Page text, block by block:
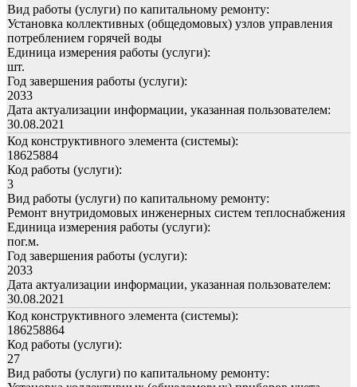
Вид работы (услуги) по капитальному ремонту:
Установка коллективных (общедомовых) узлов управления
потреблением горячей воды
Единица измерения работы (услуги):
шт.
Год завершения работы (услуги):
2033
Дата актуализации информации, указанная пользователем:
30.08.2021
Код конструктивного элемента (системы):
18625884
Код работы (услуги):
3
Вид работы (услуги) по капитальному ремонту:
Ремонт внутридомовых инженерных систем теплоснабжения
Единица измерения работы (услуги):
пог.м.
Год завершения работы (услуги):
2033
Дата актуализации информации, указанная пользователем:
30.08.2021
Код конструктивного элемента (системы):
186258864
Код работы (услуги):
27
Вид работы (услуги) по капитальному ремонту: